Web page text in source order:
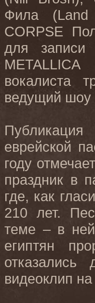
Фила (Land
CORPSE
для записи
вокалиста
ведущий шоу
еврейской
году
праздник в
где, как
210 лет.
теме – в
египтян
отказались
видеоклип